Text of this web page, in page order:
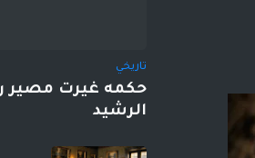
تاريخي
حكمه غيرت مصير
الرشيد